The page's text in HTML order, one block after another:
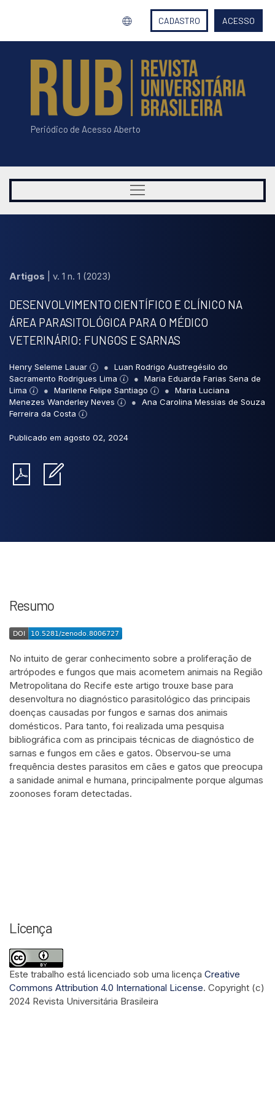
CADASTRO ACESSO
Periódico de Acesso Aberto
Artigos v. 1 n. 1 (2023)
DESENVOLVIMENTO CIENTÍFICO E CLÍNICO NA
ÁREA PARASITOLÓGICA PARA O MÉDICO
VETERINÁRIO: FUNGOS E SARNAS
Henry Seleme Lauar
Luan Rodrigo Austregésilo do
Sacramento Rodrigues Lima
Maria Eduarda Farias Sena de
Lima
Marilene Felipe Santiago
Maria Luciana
Menezes Wanderley Neves
Ana Carolina Messias de Souza
Ferreira da Costa
Publicado em agosto 02, 2024
Resumo
No intuito de gerar conhecimento sobre a proliferação de
artrópodes e fungos que mais acometem animais na Região
Metropolitana do Recife este artigo trouxe base para
desenvoltura no diagnóstico parasitológico das principais
doenças causadas por fungos e sarnas dos animais
domésticos. Para tanto, foi realizada uma pesquisa
bibliográfica com as principais técnicas de diagnóstico de
sarnas e fungos em cães e gatos. Observou-se uma
frequência destes parasitos em cães e gatos que preocupa
a sanidade animal e humana, principalmente porque algumas
zoonoses foram detectadas.
Licença
Este trabalho está licenciado sob uma licença Creative
Commons Attribution 4.0 International License. Copyright (c)
2024 Revista Universitária Brasileira